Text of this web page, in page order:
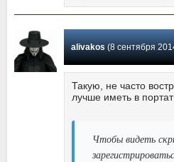
alivakos(8 сентября 2014
Такую, не часто
лучше иметь в
Чтобы видеть